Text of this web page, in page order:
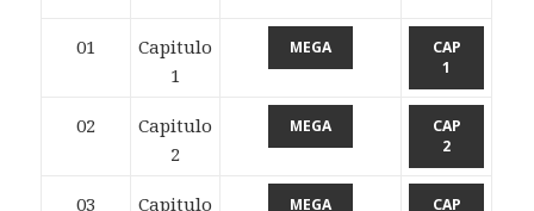
01
Capitulo
1
MEGA
CAP
1
02
Capitulo
2
MEGA
CAP
2
03
Capitulo
MEGA
CAP